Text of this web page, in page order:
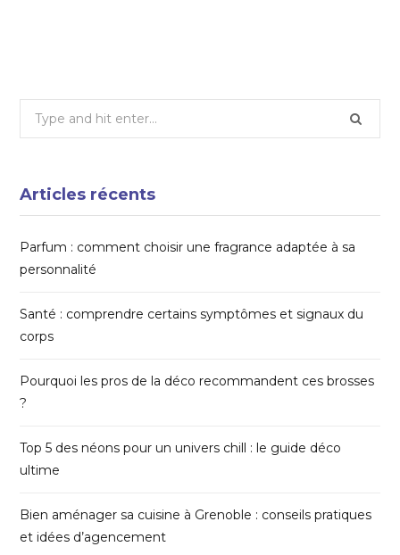
Search
Articles récents
Parfum : comment choisir une fragrance adaptée à sa
personnalité
Santé : comprendre certains symptômes et signaux du
corps
Pourquoi les pros de la déco recommandent ces brosses
?
Top 5 des néons pour un univers chill : le guide déco
ultime
Bien aménager sa cuisine à Grenoble : conseils pratiques
et idées d’agencement